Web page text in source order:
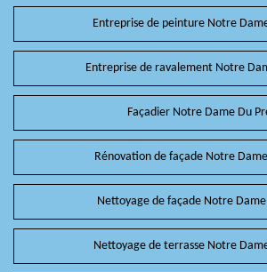
Entreprise de peinture Notre
Entreprise de ravalement Notre
Façadier Notre Dame Du
Rénovation de façade Notre
Nettoyage de façade Notre
Nettoyage de terrasse Notre